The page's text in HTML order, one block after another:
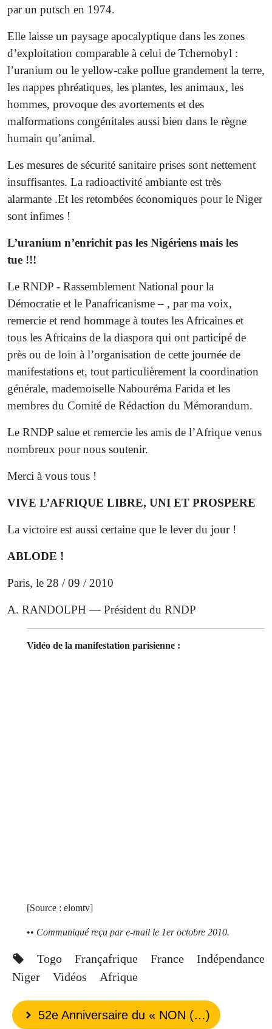
par un putsch en 1974.
Elle laisse un paysage apocalyptique dans les zones
d’exploitation comparable à celui de Tchernobyl :
l’uranium ou le yellow-cake pollue grandement la terre,
les nappes phréatiques, les plantes, les animaux, les
hommes, provoque des avortements et des
malformations congénitales aussi bien dans le règne
humain qu’animal.
Les mesures de sécurité sanitaire prises sont nettement
insuffisantes. La radioactivité ambiante est très
alarmante .Et les retombées économiques pour le Niger
sont infimes !
L’uranium n’enrichit pas les Nigériens mais les
tue !!!
Le RNDP - Rassemblement National pour la
Démocratie et le Panafricanisme – , par ma voix,
remercie et rend hommage à toutes les Africaines et
tous les Africains de la diaspora qui ont participé de
près ou de loin à l’organisation de cette journée de
manifestations et, tout particulièrement la coordination
générale, mademoiselle Nabouréma Farida et les
membres du Comité de Rédaction du Mémorandum.
Le RNDP salue et remercie les amis de l’Afrique venus
nombreux pour nous soutenir.
Merci à vous tous !
VIVE L’AFRIQUE LIBRE, UNI ET PROSPERE
La victoire est aussi certaine que le lever du jour !
ABLODE !
Paris, le 28 / 09 / 2010
A. RANDOLPH — Président du RNDP
Vidéo de la manifestation parisienne :
[Source : elomtv]
•• Communiqué reçu par e-mail le 1er octobre 2010.
Togo Françafrique France
Indépendance
Niger
Vidéos Afrique
52e Anniversaire du « NON (…)